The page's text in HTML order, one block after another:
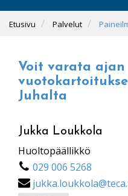
Etusivu Palvelut
Voit varata ajan
Juhalta
Jukka Loukkola
Huoltopäällikkö
029 006 5268